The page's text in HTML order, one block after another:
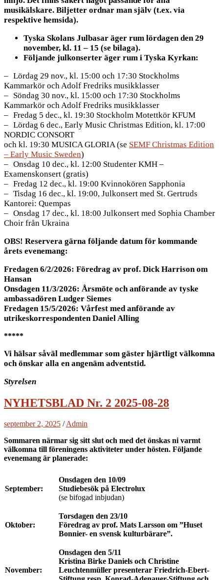
musikälskare. Biljetter ordnar man själv (t.ex. via
respektive hemsida).
Tyska Skolans Julbasar äger rum lördagen den 29
november, kl. 11 – 15 (se bilaga).
Följande julkonserter äger rum i Tyska Kyrkan:
Lördag 29 nov., kl. 15:00 och 17:30 Stockholms
Kammarkör och Adolf Fredriks musikklasser
Söndag 30 nov., kl. 15:00 och 17:30 Stockholms
Kammarkör och Adolf Fredriks musikklasser
Fredag 5 dec., kl. 19:30 Stockholm Motettkör KFUM
Lördag 6 dec., Early Music Christmas Edition, kl. 17:00
NORDIC CONSORT
och kl. 19:30 MUSICA GLORIA (se SEMF Christmas Edition
– Early Music Sweden)
Onsdag 10 dec., kl. 12:00 Studenter KMH –
Examenskonsert (gratis)
Fredag 12 dec., kl. 19:00 Kvinnokören Sapphonia
Tisdag 16 dec., kl. 19:00, Julkonsert med St. Gertruds
Kantorei: Quempas
Onsdag 17 dec., kl. 18:00 Julkonsert med Sophia Chamber
Choir från Ukraina
OBS! Reservera gärna följande datum för kommande
årets evenemang:
Fredagen 6/2/2026: Föredrag av prof. Dick Harrison om
Hansan
Onsdagen 11/3/2026: Årsmöte och anförande av tyske
ambassadören Ludger Siemes
Fredagen 15/5/2026: Vårfest med anförande av
utrikeskorrespondenten Daniel Alling
*****
Vi hälsar såväl medlemmar som gäster hjärtligt välkomna
och önskar alla en angenäm adventstid.
Styrelsen
NYHETSBLAD Nr. 2 2025-08-28
september 2, 2025 /Admin
Sommaren närmar sig sitt slut och med det önskas ni varmt
välkomna till föreningens aktiviteter under hösten. Följande
evenemang är planerade:
September:
Onsdagen den 10/09
Studiebesök på Electrolux
(se bifogad inbjudan)
Oktober:
Torsdagen den 23/10
Föredrag av prof. Mats Larsson om ”Huset
Bonnier- en svensk kulturbärare”.
November:
Onsdagen den 5/11
Kristina Birke Daniels och Christine
Leuchtenmüller presenterar Friedrich-Ebert-